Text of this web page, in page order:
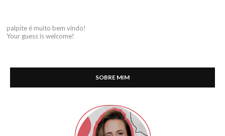
palpite é muito bem vindo!
Your guess is welcome!
SOBRE MIM